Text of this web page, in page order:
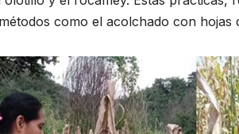
como el acolchado con hojas